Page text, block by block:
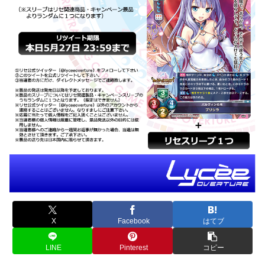
X Facebook はてブ
LINE Pinterest コピー